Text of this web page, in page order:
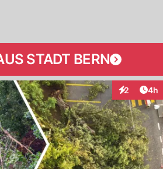
STADT BERN
2 4h